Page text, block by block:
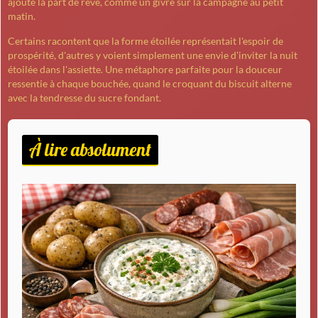
matin.
Certains racontent que la forme étoilée représentait l'espoir de
prospérité, d'autres y voient simplement une envie d'inviter la nuit
étoiléedans l'assiette. Une métaphore parfaite pour la douceur
ressentie à chaque bouchée, quand le croquant du biscuit alterne
avec la tendresse du sucre fondant.
À lire absolument